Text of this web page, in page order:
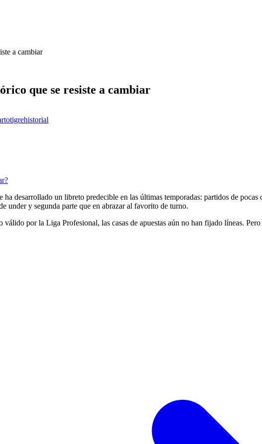
a cambiar
que se resiste a cambiar
tigrehistorial
desarrollado un libreto predecible en las últimas temporadas: partidos de
under y segunda parte que en abrazar al favorito de turno.
por la Liga Profesional, las casas de apuestas aún no han fijado líneas.